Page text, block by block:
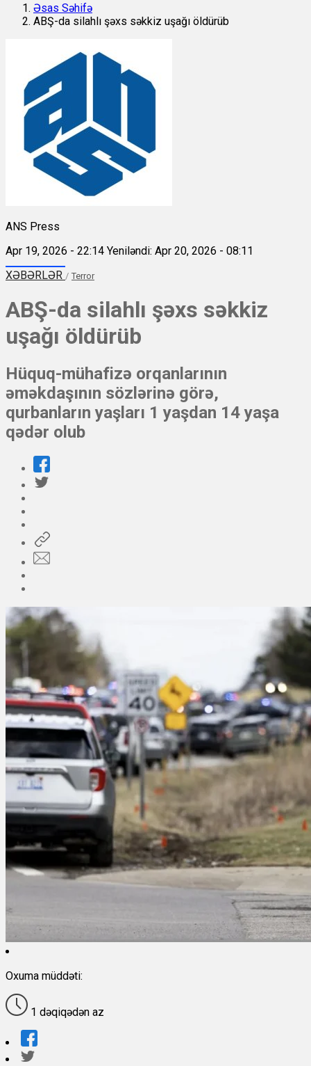
Əsas Səhifə
ABŞ-da silahlı şəxs səkkiz uşağı öldürüb
ANS Press
Apr 19, 2026 - 22:14 Yeniləndi: Apr 20, 2026 - 08:11
XƏBƏRLƏR / Terror
ABŞ-da silahlı şəxs səkkiz
uşağı öldürüb
Hüquq-mühafizə orqanlarının
əməkdaşının sözlərinə görə,
qurbanların yaşları 1 yaşdan 14 yaşa
qədər olub
Oxuma müddəti:
1 dəqiqədən az